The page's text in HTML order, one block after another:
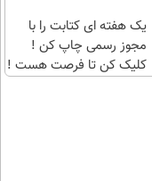
یک هفته ای کتابت را با
مجوز رسمی چاپ کن !
کلیک کن تا فرصت هست !